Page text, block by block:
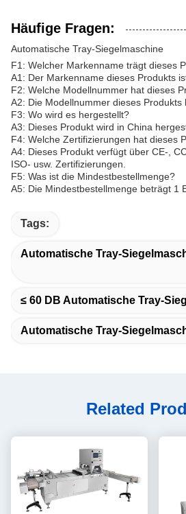
Häufige Fragen:
Automatische Tray-Siegelmaschine
F1: Welcher Markenname trägt dieses
A1: Der Markenname dieses Produkts
F2: Welche Modellnummer hat dieses
A2: Die Modellnummer dieses Produkts
F3: Wo wird es hergestellt?
A3: Dieses Produkt wird in China
F4: Welche Zertifizierungen hat dieses
A4: Dieses Produkt verfügt über CE-,
ISO- usw. Zertifizierungen.
F5: Was ist die Mindestbestellmenge?
A5: Die Mindestbestellmenge beträgt 1
Tags:
Automatische Tray-
≤ 60 DB Automatische Tray-
Automatische Tray-
Related